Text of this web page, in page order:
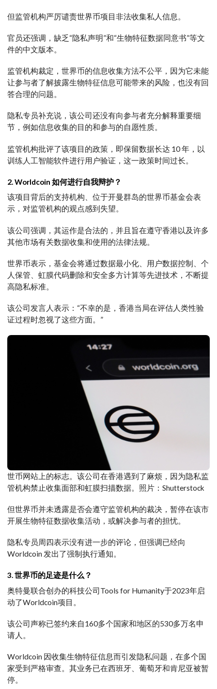
但监管机构严厉谴责世界币项目非法收集私人信息。
官员还强调，缺乏“隐私声明”和“生物特征数据同意书”等文
件的中文版本。
监管机构裁定，世界币的信息收集方法不公平，因为它未能
让参与者了解披露生物特征信息可能带来的风险，也没有回
答合理的问题。
隐私专员补充说，该公司还没有向参与者充分解释重要细
节，例如信息收集的目的和参与的自愿性质。
监管机构批评了该项目的政策，即保留数据长达 10 年，以
训练人工智能软件进行用户验证，这一政策时间过长。
2. Worldcoin 如何进行自我辩护？
该项目背后的支持机构、位于开曼群岛的世界币基金会表
示，对监管机构的观点感到失望。
该公司强调，其运作是合法的，并且旨在遵守香港以及许多
其他市场有关数据收集和使用的法律法规。
世界币表示，基金会将通过数据最小化、用户数据控制、个
人保管、虹膜代码删除和安全多方计算等先进技术，不断提
高隐私标准。
该公司发言人表示：“不幸的是，香港当局在评估人类性验
证过程时忽视了这些方面。”
世币网站上的标志。该公司在香港遇到了麻烦，因为隐私监
管机构禁止收集面部和虹膜扫描数据。照片：Shutterstock
但世界币并未透露是否会遵守监管机构的裁决，暂停在该市
开展生物特征数据收集活动，或解决参与者的担忧。
隐私专员周四表示没有进一步的评论，但强调已经向
Worldcoin 发出了强制执行通知。
3. 世界币的足迹是什么？
奥特曼联合创办的科技公司Tools for Humanity于2023年启
动了Worldcoin项目。
该公司声称已签约来自160多个国家和地区的530多万名申
请人。
Worldcoin 因收集生物特征信息而引发隐私问题，在多个国
家受到严格审查。其业务已在西班牙、葡萄牙和肯尼亚被暂
停。